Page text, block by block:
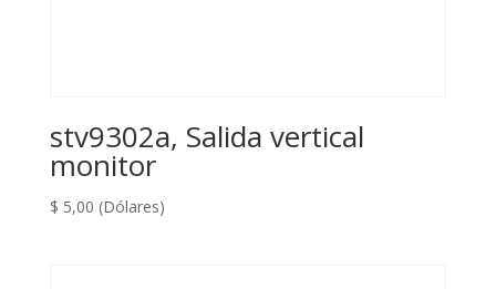
stv9302a, Salida vertical
monitor
$ 5,00 (Dólares)